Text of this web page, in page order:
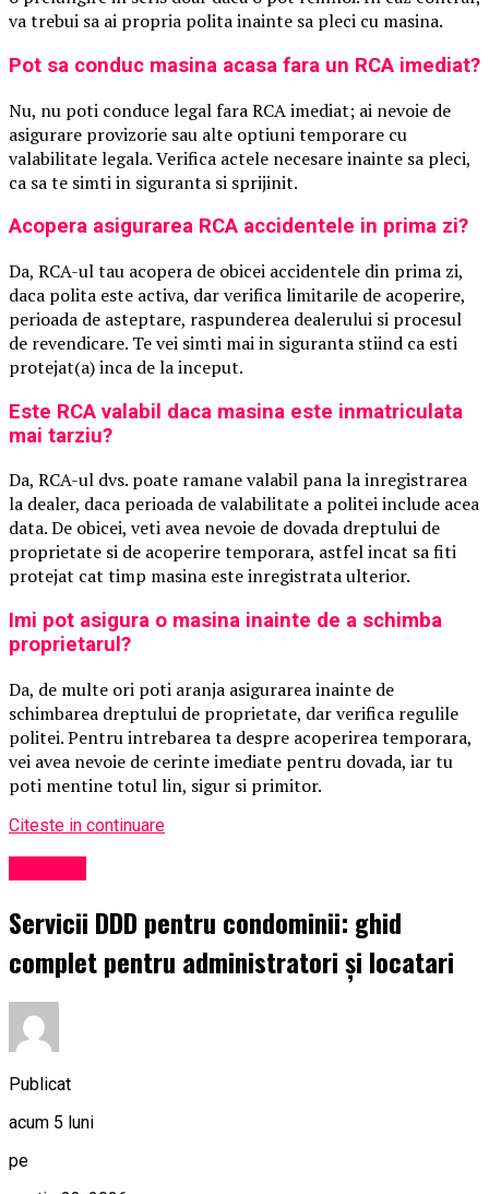
va trebui sa ai propria polita inainte sa pleci cu masina.
Pot sa conduc masina acasa fara un RCA imediat?
Nu, nu poti conduce legal fara RCA imediat; ai nevoie de
asigurare provizorie sau alte optiuni temporare cu
valabilitate legala. Verifica actele necesare inainte sa pleci,
ca sa te simti in siguranta si sprijinit.
Acopera asigurarea RCA accidentele in prima zi?
Da, RCA-ul tau acopera de obicei accidentele din prima zi,
daca polita este activa, dar verifica limitarile de acoperire,
perioada de asteptare, raspunderea dealerului si procesul
de revendicare. Te vei simti mai in siguranta stiind ca esti
protejat(a) inca de la inceput.
Este RCA valabil daca masina este inmatriculata
mai tarziu?
Da, RCA-ul dvs. poate ramane valabil pana la inregistrarea
la dealer, daca perioada de valabilitate a politei include acea
data. De obicei, veti avea nevoie de dovada dreptului de
proprietate si de acoperire temporara, astfel incat sa fiti
protejat cat timp masina este inregistrata ulterior.
Imi pot asigura o masina inainte de a schimba
proprietarul?
Da, de multe ori poti aranja asigurarea inainte de
schimbarea dreptului de proprietate, dar verifica regulile
politei. Pentru intrebarea ta despre acoperirea temporara,
vei avea nevoie de cerinte imediate pentru dovada, iar tu
poti mentine totul lin, sigur si primitor.
Citeste in continuare
Servicii DDD pentru condominii: ghid
complet pentru administratori și locatari
Publicat
acum 5 luni
pe